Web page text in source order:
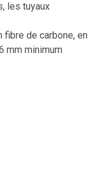
les tuyaux
de carbone, en
mm minimum